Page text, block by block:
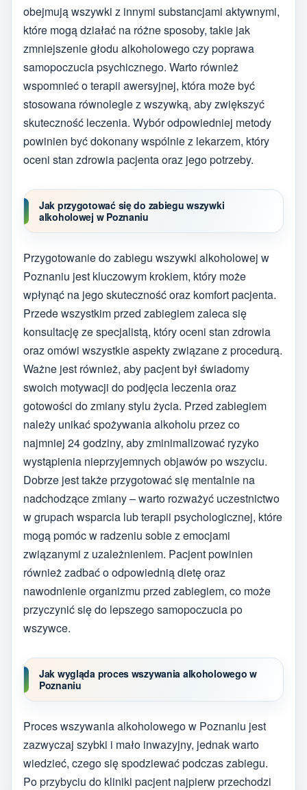
obejmują wszywki z innymi substancjami aktywnymi,
które mogą działać na różne sposoby, takie jak
zmniejszenie głodu alkoholowego czy poprawa
samopoczucia psychicznego. Warto również
wspomnieć o terapii awersyjnej, która może być
stosowana równolegle z wszywką, aby zwiększyć
skuteczność leczenia. Wybór odpowiedniej metody
powinien być dokonany wspólnie z lekarzem, który
oceni stan zdrowia pacjenta oraz jego potrzeby.
Jak przygotować się do zabiegu wszywki
alkoholowej w Poznaniu
Przygotowanie do zabiegu wszywki alkoholowej w
Poznaniu jest kluczowym krokiem, który może
wpłynąć na jego skuteczność oraz komfort pacjenta.
Przede wszystkim przed zabiegiem zaleca się
konsultację ze specjalistą, który oceni stan zdrowia
oraz omówi wszystkie aspekty związane z procedurą.
Ważne jest również, aby pacjent był świadomy
swoich motywacji do podjęcia leczenia oraz
gotowości do zmiany stylu życia. Przed zabiegiem
należy unikać spożywania alkoholu przez co
najmniej 24 godziny, aby zminimalizować ryzyko
wystąpienia nieprzyjemnych objawów po wszyciu.
Dobrze jest także przygotować się mentalnie na
nadchodzące zmiany – warto rozważyć uczestnictwo
w grupach wsparcia lub terapii psychologicznej, które
mogą pomóc w radzeniu sobie z emocjami
związanymi z uzależnieniem. Pacjent powinien
również zadbać o odpowiednią dietę oraz
nawodnienie organizmu przed zabiegiem, co może
przyczynić się do lepszego samopoczucia po
wszywce.
Jak wygląda proces wszywania alkoholowego w
Poznaniu
Proces wszywania alkoholowego w Poznaniu jest
zazwyczaj szybki i mało inwazyjny, jednak warto
wiedzieć, czego się spodziewać podczas zabiegu.
Po przybyciu do kliniki pacjent najpierw przechodzi